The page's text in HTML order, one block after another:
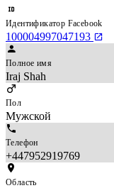
Идентификатор Facebook
100004997047193
Полное имя
Iraj Shah
Пол
Мужской
Телефон
+447952919769
Область